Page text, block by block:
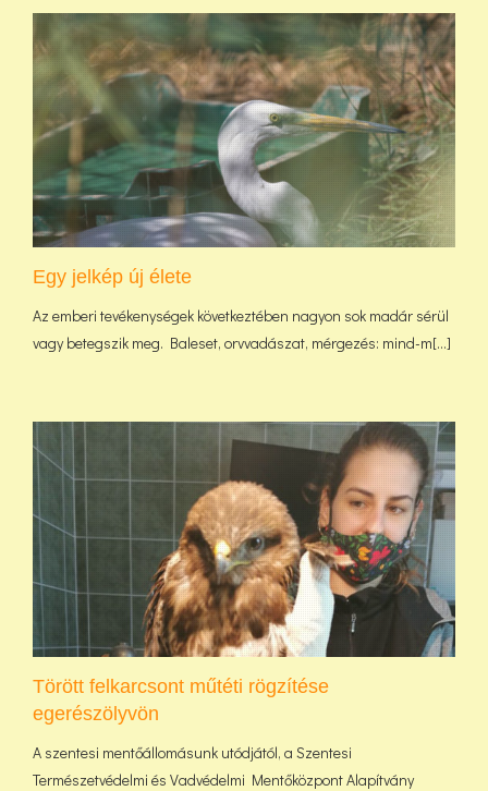
Egy jelkép új élete
Az emberi tevékenységek következtében nagyon sok madár sérül
vagy betegszik meg. Baleset, orvvadászat, mérgezés: mind-m[...]
Törött felkarcsont műtéti rögzítése
egerészölyvön
A szentesi mentőállomásunk utódjától, a Szentesi
Természetvédelmi és Vadvédelmi Mentőközpont Alapítvány